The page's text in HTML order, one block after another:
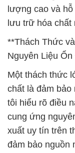
lượng cao và
lưu trữ hóa chất
**Thách Thức
Nguyên Liệu
Một thách thức
chất là đảm bảo
tôi hiểu rõ điều
cung ứng
xuất uy tín trên
đảm bảo nguồn